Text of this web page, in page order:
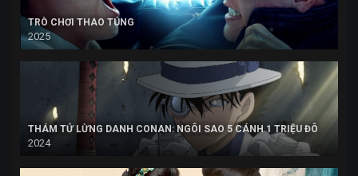
TRÒ CHƠI THAO TÚNG
2025
THÁM TỬ LỪNG DANH CONAN: NGÔI SAO 5 CÁNH 1 TRIỆU ĐÔ
2024